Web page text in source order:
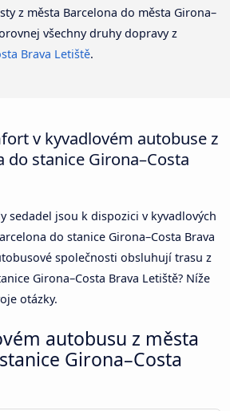
z města Barcelona do města Girona–
všechny druhy dopravy z
Brava Letiště.
v kyvadlovém autobuse z
do stanice Girona–Costa
sedadel jsou k dispozici v kyvadlových
do stanice Girona–Costa Brava
společnosti obsluhují trasu z
Girona–Costa Brava Letiště? Níže
otázky.
autobusu z města
Girona–Costa